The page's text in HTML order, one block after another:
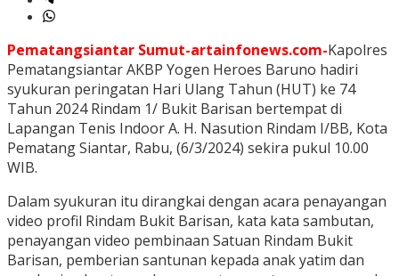
Pematangsiantar Sumut-artainfonews.com-Kapolres
Pematangsiantar AKBP Yogen Heroes Baruno hadiri
syukuran peringatan Hari Ulang Tahun (HUT) ke 74
Tahun 2024 Rindam 1/ Bukit Barisan bertempat di
Lapangan Tenis Indoor A. H. Nasution Rindam I/BB, Kota
Pematang Siantar, Rabu, (6/3/2024) sekira pukul 10.00
WIB.
Dalam syukuran itu dirangkai dengan acara penayangan
video profil Rindam Bukit Barisan, kata kata sambutan,
penayangan video pembinaan Satuan Rindam Bukit
Barisan, pemberian santunan kepada anak yatim dan